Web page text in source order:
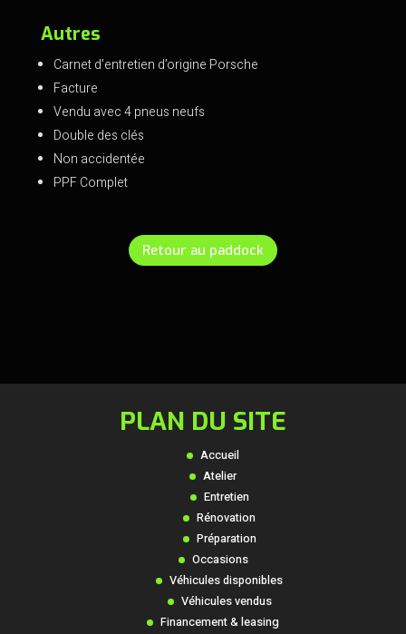
Autres
Carnet d’entretien d’origine Porsche
Facture
Vendu avec 4 pneus neufs
Double des clés
Non accidentée
PPF Complet
Retour au paddock
PLAN DU SITE
Accueil
Atelier
Entretien
Rénovation
Préparation
Occasions
Véhicules disponibles
Véhicules vendus
Financement & leasing